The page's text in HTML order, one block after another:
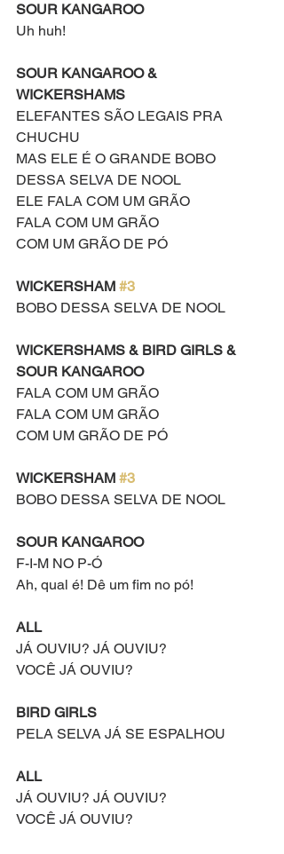
SOUR KANGAROO
Uh huh!
SOUR KANGAROO &
WICKERSHAMS
ELEFANTES SÃO LEGAIS PRA
CHUCHU
MAS ELE É O GRANDE BOBO
DESSA SELVA DE NOOL
ELE FALA COM UM GRÃO
FALA COM UM GRÃO
COM UM GRÃO DE PÓ
WICKERSHAM #3
BOBO DESSA SELVA DE NOOL
WICKERSHAMS & BIRD GIRLS &
SOUR KANGAROO
FALA COM UM GRÃO
FALA COM UM GRÃO
COM UM GRÃO DE PÓ
WICKERSHAM #3
BOBO DESSA SELVA DE NOOL
SOUR KANGAROO
F-I-M NO P-Ó
Ah, qual é! Dê um fim no pó!
ALL
JÁ OUVIU? JÁ OUVIU?
VOCÊ JÁ OUVIU?
BIRD GIRLS
PELA SELVA JÁ SE ESPALHOU
ALL
JÁ OUVIU? JÁ OUVIU?
VOCÊ JÁ OUVIU?